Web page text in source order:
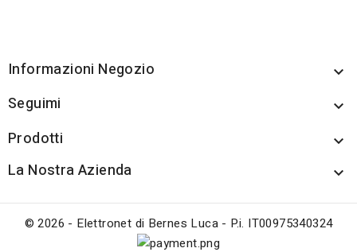
Informazioni Negozio 
Seguimi 
Prodotti 
La Nostra Azienda 
© 2026 - Elettronet di Bernes Luca - P.i. IT00975340324